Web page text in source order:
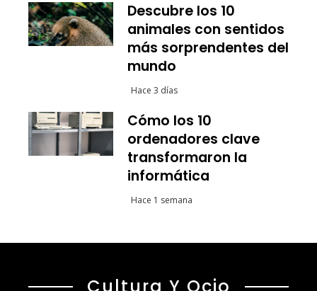
Descubre los 10
animales con sentidos
más sorprendentes del
mundo
Hace 3 días
Cómo los 10
ordenadores clave
transformaron la
informática
Hace 1 semana
Cultura Y Ocio